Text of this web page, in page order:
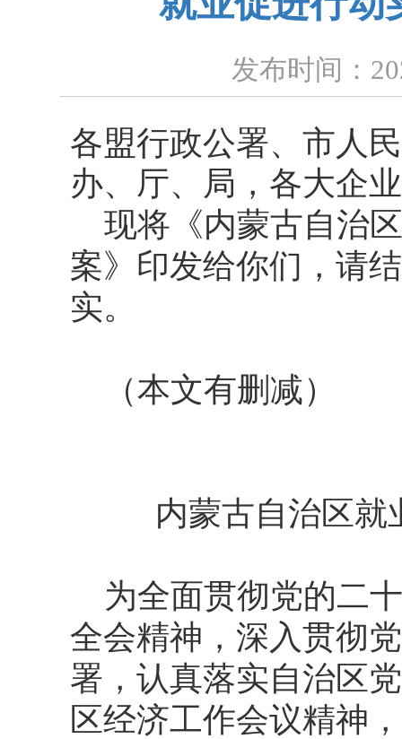
发布时间：
各盟行政公署、市人
办、厅、局，各大企
现将《内蒙古自治
案》印发给你们，请
实。
（本文有删减）
内蒙古自治区就
为全面贯彻党的二
全会精神，深入贯彻
署，认真落实自治区
区经济工作会议精神